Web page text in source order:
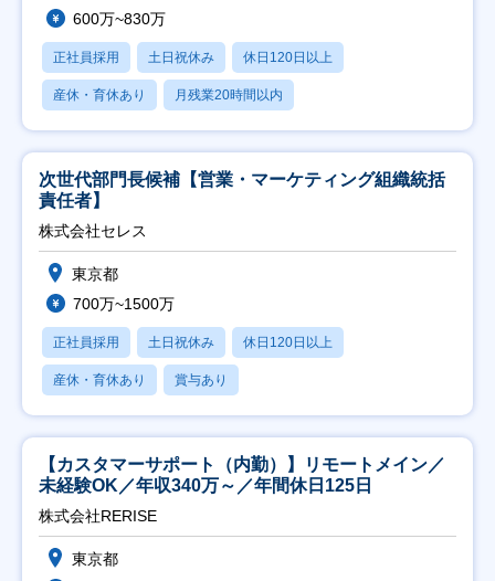
600万~830万
正社員採用 土日祝休み 休日120日以上
産休・育休あり 月残業20時間以内
次世代部門長候補【営業・マーケティング組織統括
責任者】
株式会社セレス
東京都
700万~1500万
正社員採用 土日祝休み 休日120日以上
産休・育休あり 賞与あり
【カスタマーサポート（内勤）】リモートメイン／
未経験OK／年収340万～／年間休日125日
株式会社RERISE
東京都